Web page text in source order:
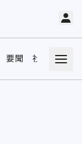
要聞 社會 娛樂